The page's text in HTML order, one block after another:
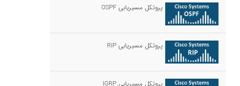
پروتکل مسیریابی OSPF
پروتکل مسیریابی RIP